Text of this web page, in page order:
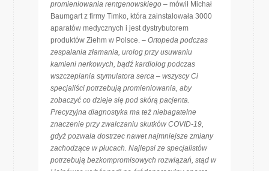
promieniowania rentgenowskiego – mówił Michał
Baumgart z firmy Timko, która zainstalowała 3000
aparatów medycznych i jest dystrybutorem
produktów Ziehm w Polsce. – Ortopeda podczas
zespalania złamania, urolog przy usuwaniu
kamieni nerkowych, bądź kardiolog podczas
wszczepiania stymulatora serca – wszyscy Ci
specjaliści potrzebują promieniowania, aby
zobaczyć co dzieje się pod skórą pacjenta.
Precyzyjna diagnostyka ma też niebagatelne
znaczenie przy zwalczaniu skutków COVID-19,
gdyż pozwala dostrzec nawet najmniejsze zmiany
zachodzące w płucach. Najlepsi ze specjalistów
potrzebują bezkompromisowych rozwiązań, stąd w